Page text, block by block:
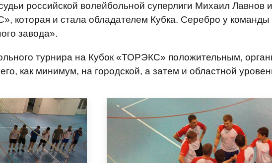
российской волейбольной суперлиги Михаил Лавнов
которая и стала обладателем Кубка. Серебро у команды
завода».
турнира на Кубок «ТОРЭКС» положительным,
как минимум, на городской, а затем и областной